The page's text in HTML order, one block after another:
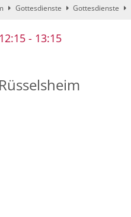
Gottesdienste Gottesdienste
- 13:15: